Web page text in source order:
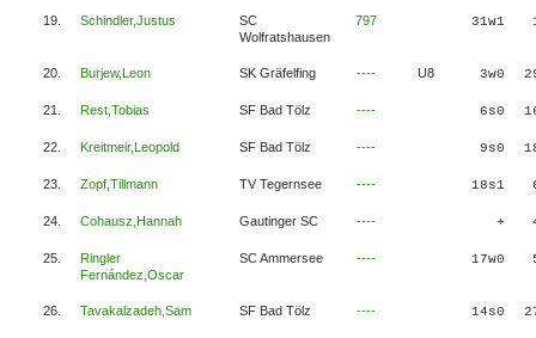
19. Schindler,Justus
SC
Wolfratshausen
797 31w1
20. Burjew,Leon SK Gräfelfing ---- U8 3w0
21. Rest,Tobias SF Bad Tölz ---- 6s0
22. Kreitmeir,Leopold SF Bad Tölz ---- 9s0
23. Zopf,Tillmann TV Tegernsee ---- 18s1
24. Cohausz,Hannah Gautinger SC ---- +
25.
Ringler
Fernández,Oscar
SC Ammersee ---- 17w0
26. Tavakalzadeh,Sam SF Bad Tölz ---- 14s0